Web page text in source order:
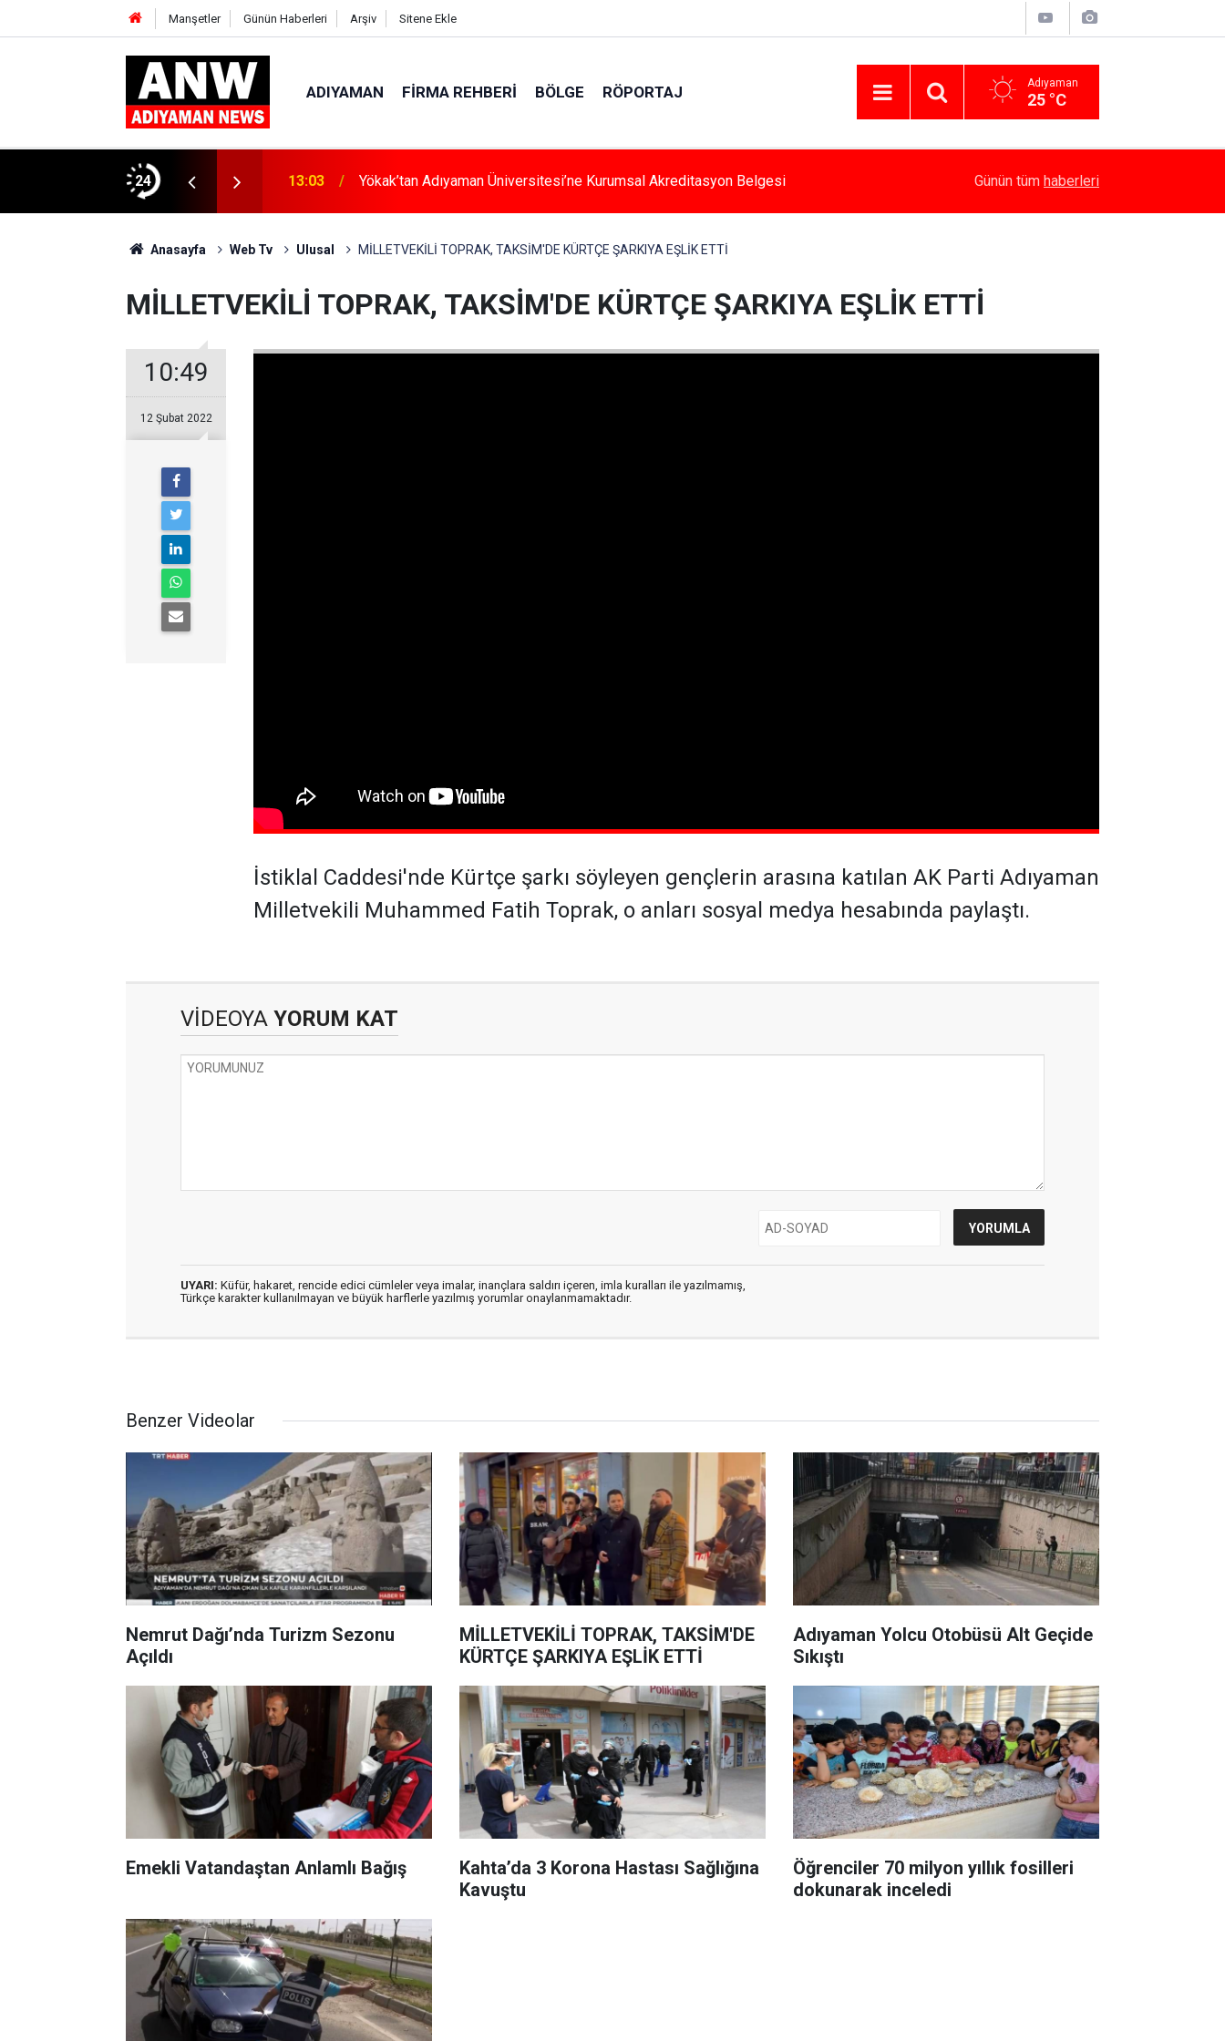
Manşetler Günün Haberleri Arşiv Sitene Ekle
ADIYAMAN FIRMA REHBERI BÖLGE RÖPORTAJ Adıyaman
25 °C
24
Kapsamında İlk Nikâh Kıyıldı 13:03 Yökak’tan Adıyaman Üniversitesi’ne Kurumsal Akreditasyon Belgesi Ev Yangını Korkuttu
Günün tüm haberleri
Anasayfa Web Tv Ulusal MİLLETVEKİLİ TOPRAK, TAKSİM'DE KÜRTÇE ŞARKIYA EŞLİK ETTİ
MİLLETVEKİLİ TOPRAK, TAKSİM'DE KÜRTÇE ŞARKIYA EŞLİK ETTİ
10:49
12 Şubat 2022
İstiklal Caddesi'nde Kürtçe şarkı söyleyen gençlerin arasına katılan AK Parti Adıyaman
Milletvekili Muhammed Fatih Toprak, o anları sosyal medya hesabında paylaştı.
VİDEOYA YORUM KAT
UYARI: Küfür, hakaret, rencide edici cümleler veya imalar, inançlara saldırı içeren, imla kuralları ile yazılmamış,
Türkçe karakter kullanılmayan ve büyük harflerle yazılmış yorumlar onaylanmamaktadır.
Benzer Videolar
Nemrut Dağı’nda Turizm Sezonu
Açıldı
MİLLETVEKİLİ TOPRAK, TAKSİM'DE
KÜRTÇE ŞARKIYA EŞLİK ETTİ
Adıyaman Yolcu Otobüsü Alt Geçide
Sıkıştı
Emekli Vatandaştan Anlamlı Bağış
Kahta’da 3 Korona Hastası Sağlığına
Kavuştu
Öğrenciler 70 milyon yıllık fosilleri
dokunarak inceledi